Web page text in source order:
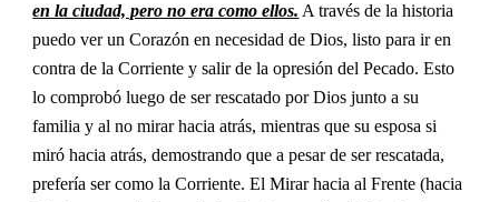
en la ciudad, pero no era como ellos. A través de la historia
puedo ver un Corazón en necesidad de Dios, listo para ir en
contra de la Corriente y salir de la opresión del Pecado. Esto
lo comprobó luego de ser rescatado por Dios junto a su
familia y al no mirar hacia atrás, mientras que su esposa si
miró hacia atrás, demostrando que a pesar de ser rescatada,
prefería ser como la Corriente. El Mirar hacia al Frente (hacia